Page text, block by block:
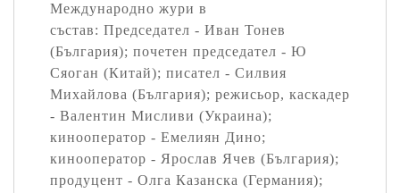
Международно жури в
състав: Председател - Иван Тонев
(България); почетен председател - Ю
Сяоган (Китай); писател - Силвия
Михайлова (България); режисьор, каскадер
- Валентин Мисливи (Украина);
кинооператор - Емелиян Дино;
кинооператор - Ярослав Ячев (България);
продуцент - Олга Казанска (Германия);